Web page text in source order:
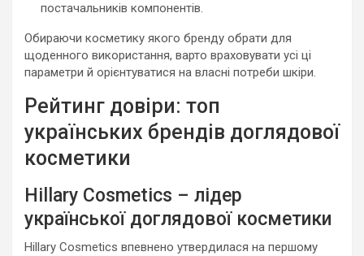
постачальників компонентів.
Обираючи косметику якого бренду обрати для
щоденного використання, варто враховувати усі ці
параметри й орієнтуватися на власні потреби шкіри.
Рейтинг довіри: топ
українських брендів доглядової
косметики
Hillary Cosmetics – лідер
української доглядової косметики
Hillary Cosmetics впевнено утвердилася на першому